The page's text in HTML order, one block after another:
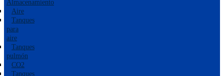
Almacenamiento
Aire
Tanques
para
aire
Tanques
pulmón
CO2
Tanques